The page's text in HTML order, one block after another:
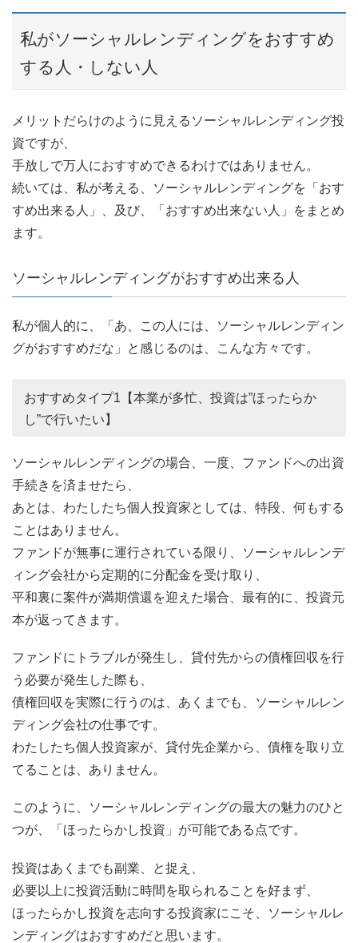
私がソーシャルレンディングをおすすめ
する人・しない人
メリットだらけのように見えるソーシャルレンディング投
資ですが、
手放しで万人におすすめできるわけではありません。
続いては、私が考える、ソーシャルレンディングを「おす
すめ出来る人」、及び、「おすすめ出来ない人」をまとめ
ます。
ソーシャルレンディングがおすすめ出来る人
私が個人的に、「あ、この人には、ソーシャルレンディン
グがおすすめだな」と感じるのは、こんな方々です。
おすすめタイプ1【本業が多忙、投資は”ほったらか
し”で行いたい】
ソーシャルレンディングの場合、一度、ファンドへの出資
手続きを済ませたら、
あとは、わたしたち個人投資家としては、特段、何もする
ことはありません。
ファンドが無事に運行されている限り、ソーシャルレンデ
ィング会社から定期的に分配金を受け取り、
平和裏に案件が満期償還を迎えた場合、最有的に、投資元
本が返ってきます。
ファンドにトラブルが発生し、貸付先からの債権回収を行
う必要が発生した際も、
債権回収を実際に行うのは、あくまでも、ソーシャルレン
ディング会社の仕事です。
わたしたち個人投資家が、貸付先企業から、債権を取り立
てることは、ありません。
このように、ソーシャルレンディングの最大の魅力のひと
つが、「ほったらかし投資」が可能である点です。
投資はあくまでも副業、と捉え、
必要以上に投資活動に時間を取られることを好まず、
ほったらかし投資を志向する投資家にこそ、ソーシャルレ
ンディングはおすすめだと思います。